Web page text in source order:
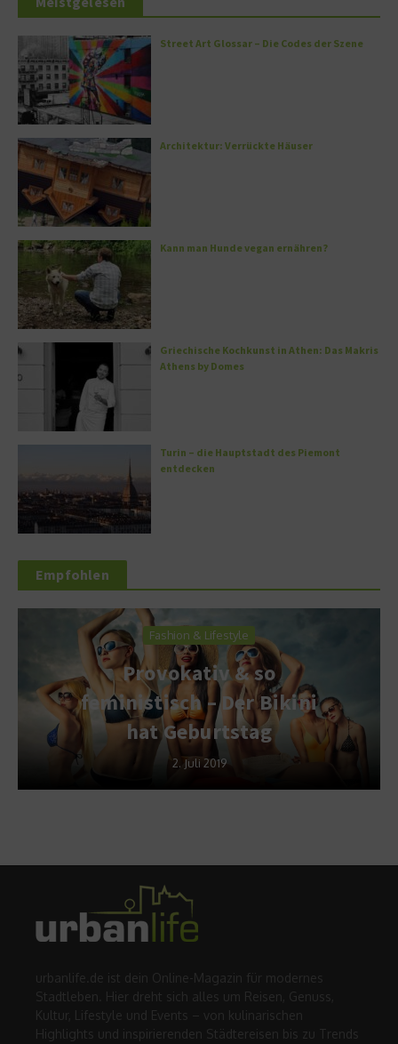
Street Art Glossar – Die Codes der Szene
Architektur: Verrückte Häuser
Kann man Hunde vegan ernähren?
Griechische Kochkunst in Athen: Das Makris
Athens by Domes
Turin – die Hauptstadt des Piemont
entdecken
Empfohlen
Fashion & Lifestyle
Provokativ & so
feministisch – Der Bikini
hat Geburtstag
2. Juli 2019
urbanlife.de ist dein Online-Magazin für modernes
Stadtleben. Hier dreht sich alles um Reisen, Genuss,
Kultur, Lifestyle und Events – von kulinarischen
Highlights und inspirierenden Städtereisen bis zu Trends